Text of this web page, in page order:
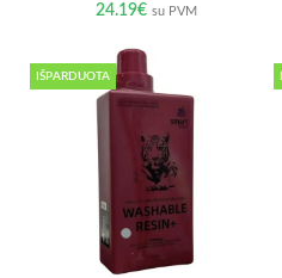
24.19€ su PVM
IŠPARDUOTA